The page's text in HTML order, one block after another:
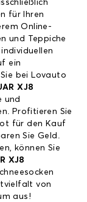
für Ihren
Online-
und Teppiche
ein
bei Lovauto
XJ8
und
Profitieren Sie
für den Kauf
Sie Geld.
können Sie
XJ8
von
aus!